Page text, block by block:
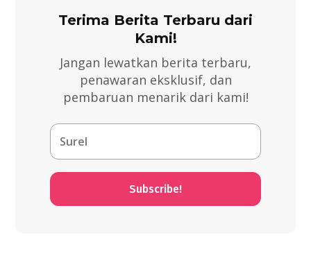
Terima Berita Terbaru dari
Kami!
Jangan lewatkan berita terbaru,
penawaran eksklusif, dan
pembaruan menarik dari kami!
Subscribe!